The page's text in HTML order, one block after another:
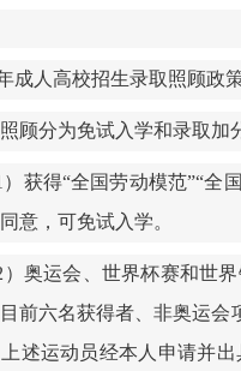
成人高校招生录取照顾政
顾分为免试入学和录取加
获得“全国劳动模范”“全
意，可免试入学。
奥运会、世界杯赛和世
前六名获得者、非奥运
述运动员经本人申请并